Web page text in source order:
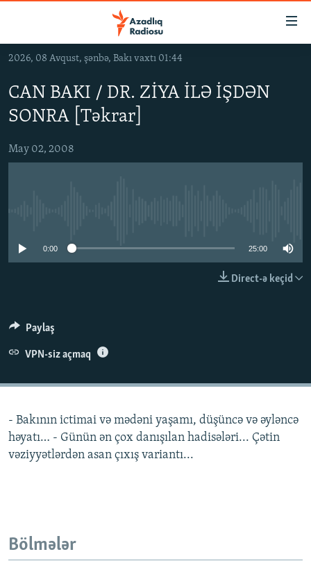
Əsas
qayıt
Əsas
naviqasiyaya
qayıt
Axtarışa
#İZAHLA
KORRUPSIOMETR
#ƏSLINDƏ
MULTIMEDIA
İNFOQRAFIKA
KARIKATURA
AZƏRBAYCAN ƏDƏBIYYATI KITABXANASI
İSLAM VƏ DEMOKRATIYA
MISSIYAMIZ
PEŞƏ ETIKASI VƏ JURNALISTIKA STANDARTLARIMIZ
BIZIMLƏ ƏLAQƏ
XƏBƏR BÜLLETENLƏRIMIZ
BIZI IZLƏ
2026, 08 Avqust, şənbə, Bakı vaxtı 01:44
CAN BAKI / DR. ZİYA İLƏ İŞDƏN
SONRA [Təkrar]
May 02, 2008
0:00 25:00
Direct-ə keçid
Paylaş
VPN-siz açmaq
- Bakının ictimai və mədəni yaşamı, düşüncə və əyləncə
həyatı… - Günün ən çox danışılan hadisələri... Çətin
vəziyyətlərdən asan çıxış variantı...
Bölmələr